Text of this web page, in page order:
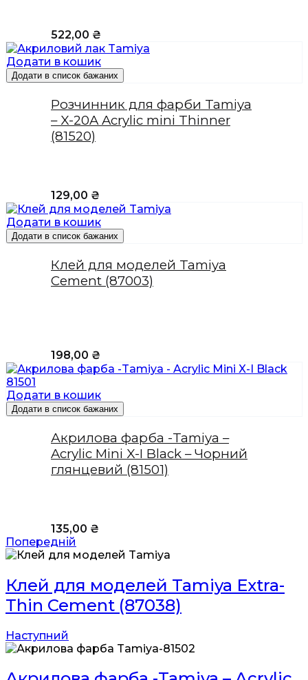
522,00 ₴
Додати в кошик
Додати в список бажаних
Розчинник для фарби Tamiya
– X-20A Acrylic mini Thinner
(81520)
129,00 ₴
Додати в кошик
Додати в список бажаних
Клей для моделей Tamiya
Cement (87003)
198,00 ₴
Додати в кошик
Додати в список бажаних
Акрилова фарба -Tamiya –
Acrylic Mini X-I Black – Чорний
глянцевий (81501)
135,00 ₴
Попередній
Клей для моделей Tamiya Extra-
Thin Cement (87038)
Наступний